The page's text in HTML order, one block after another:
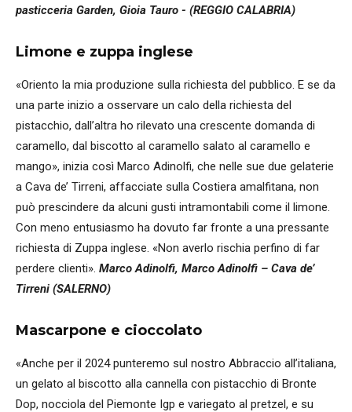
pasticceria Garden, Gioia Tauro - (REGGIO CALABRIA)
Limone e zuppa inglese
«Oriento la mia produzione sulla richiesta del pubblico. E se da
una parte inizio a osservare un calo della richiesta del
pistacchio, dall’altra ho rilevato una crescente domanda di
caramello, dal biscotto al caramello salato al caramello e
mango», inizia così Marco Adinolfi, che nelle sue due gelaterie
a Cava de’ Tirreni, affacciate sulla Costiera amalfitana, non
può prescindere da alcuni gusti intramontabili come il limone.
Con meno entusiasmo ha dovuto far fronte a una pressante
richiesta di Zuppa inglese. «Non averlo rischia perfino di far
perdere clienti». Marco Adinolfi, Marco Adinolfi – Cava de’
Tirreni (SALERNO)
Mascarpone e cioccolato
«Anche per il 2024 punteremo sul nostro Abbraccio all’italiana,
un gelato al biscotto alla cannella con pistacchio di Bronte
Dop, nocciola del Piemonte Igp e variegato al pretzel, e su